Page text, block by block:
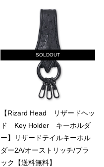
SOLDOUT
【Rizard Head リザードヘッ
ド Key Holder キーホルダ
ー】リザードテイルキーホル
ダー2A/オーストリッチ/ブラ
ック【送料無料】